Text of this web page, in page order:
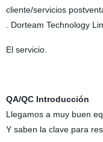
cliente/servicios
. Dorteam Technology
El servicio.
QA/QC Introducción
Llegamos a muy buen
Y saben la clave para